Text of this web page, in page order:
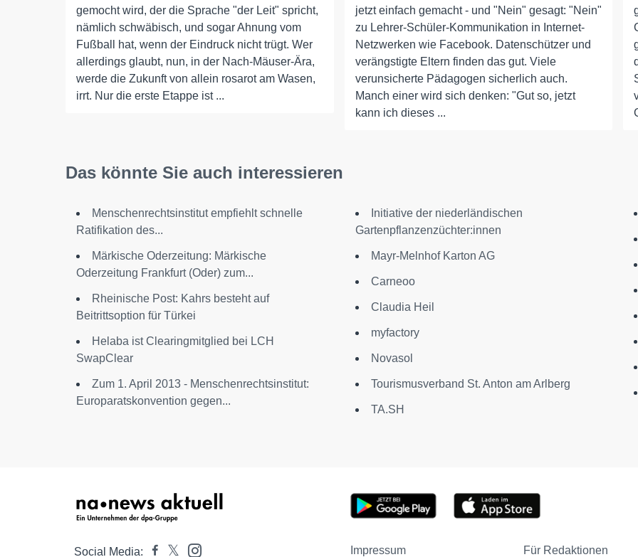
gemocht wird, der die Sprache "der Leit" spricht,
nämlich schwäbisch, und sogar Ahnung vom
Fußball hat, wenn der Eindruck nicht trügt. Wer
allerdings glaubt, nun, in der Nach-Mäuser-Ära,
werde die Zukunft von allein rosarot am Wasen,
irrt. Nur die erste Etappe ist ...
jetzt einfach gemacht - und "Nein" gesagt: "Nein"
zu Lehrer-Schüler-Kommunikation in Internet-
Netzwerken wie Facebook. Datenschützer und
verängstigte Eltern finden das gut. Viele
verunsicherte Pädagogen sicherlich auch.
Manch einer wird sich denken: "Gut so, jetzt
kann ich dieses ...
Das könnte Sie auch interessieren
Menschenrechtsinstitut empfiehlt schnelle
Ratifikation des...
Märkische Oderzeitung: Märkische
Oderzeitung Frankfurt (Oder) zum...
Rheinische Post: Kahrs besteht auf
Beitrittsoption für Türkei
Helaba ist Clearingmitglied bei LCH
SwapClear
Zum 1. April 2013 - Menschenrechtsinstitut:
Europaratskonvention gegen...
Initiative der niederländischen
Gartenpflanzenzüchter:innen
Mayr-Melnhof Karton AG
Carneoo
Claudia Heil
myfactory
Novasol
Tourismusverband St. Anton am Arlberg
TA.SH
Social Media: Impressum Für Redaktionen